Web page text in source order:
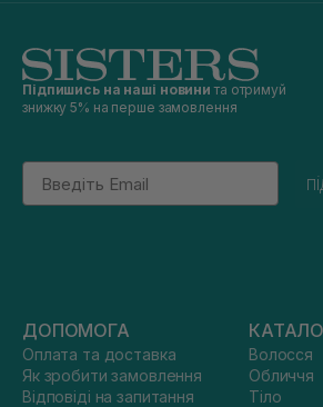
Підпишись на наші новини та отримуй
знижку 5% на перше замовлення
Email
ДОПОМОГА
Оплата та доставка
Як зробити замовлення
Відповіді на запитання
Волосся
Обличчя
Тіло